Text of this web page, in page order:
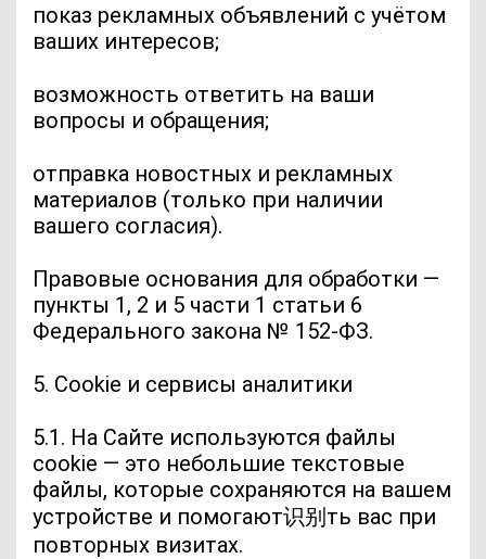
показ рекламных объявлений с учётом
ваших интересов;
возможность ответить на ваши
вопросы и обращения;
отправка новостных и рекламных
материалов (только при наличии
вашего согласия).
Правовые основания для обработки —
пункты 1, 2 и 5 части 1 статьи 6
Федерального закона № 152-ФЗ.
5. Cookie и сервисы аналитики
5.1. На Сайте используются файлы
cookie — это небольшие текстовые
файлы, которые сохраняются на вашем
устройстве и помогают识别ть вас при
повторных визитах.